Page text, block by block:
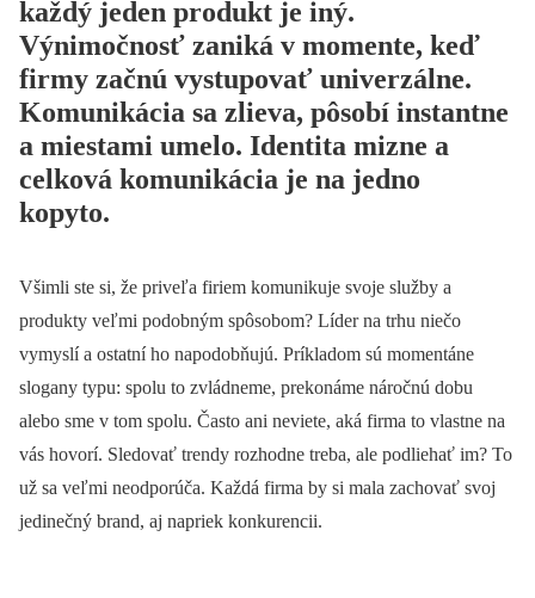
každý jeden produkt je iný.
Výnimočnosť zaniká v momente, keď
firmy začnú vystupovať univerzálne.
Komunikácia sa zlieva, pôsobí instantne
a miestami umelo. Identita mizne a
celková komunikácia je na jedno
kopyto.
Všimli ste si, že priveľa firiem komunikuje svoje služby a
produkty veľmi podobným spôsobom? Líder na trhu niečo
vymyslí a ostatní ho napodobňujú. Príkladom sú momentáne
slogany typu: spolu to zvládneme, prekonáme náročnú dobu
alebo sme v tom spolu. Často ani neviete, aká firma to vlastne na
vás hovorí. Sledovať trendy rozhodne treba, ale podliehať im? To
už sa veľmi neodporúča. Každá firma by si mala zachovať svoj
jedinečný brand, aj napriek konkurencii.